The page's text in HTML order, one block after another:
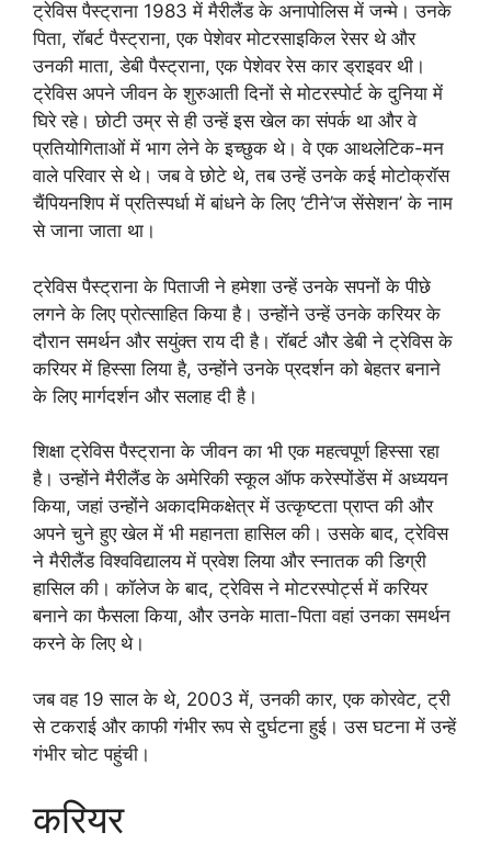
ट्रेविस पैस्ट्राना 1983 में मैरीलैंड के अनापोलिस में जन्मे। उनके
पिता, रॉबर्ट पैस्ट्राना, एक पेशेवर मोटरसाइकिल रेसर थे और
उनकी माता, डेबी पैस्ट्राना, एक पेशेवर रेस कार ड्राइवर थी।
ट्रेविस अपने जीवन के शुरुआती दिनों से मोटरस्पोर्ट के दुनिया में
घिरे रहे। छोटी उम्र से ही उन्हें इस खेल का संपर्क था और वे
प्रतियोगिताओं में भाग लेने के इच्छुक थे। वे एक आथलेटिक-मन
वाले परिवार से थे। जब वे छोटे थे, तब उन्हें उनके कई मोटोक्रॉस
चैंपियनशिप में प्रतिस्पर्धा में बांधने के लिए ‘टीने’ज सेंसेशन’ के नाम
से जाना जाता था।
ट्रेविस पैस्ट्राना के पिताजी ने हमेशा उन्हें उनके सपनों के पीछे
लगने के लिए प्रोत्साहित किया है। उन्होंने उन्हें उनके करियर के
दौरान समर्थन और सयुंक्त राय दी है। रॉबर्ट और डेबी ने ट्रेविस के
करियर में हिस्सा लिया है, उन्होंने उनके प्रदर्शन को बेहतर बनाने
के लिए मार्गदर्शन और सलाह दी है।
शिक्षा ट्रेविस पैस्ट्राना के जीवन का भी एक महत्वपूर्ण हिस्सा रहा
है। उन्होंने मैरीलैंड के अमेरिकी स्कूल ऑफ करेस्पोंडेंस में अध्ययन
किया, जहां उन्होंने अकादमिकक्षेत्र में उत्कृष्टता प्राप्त की और
अपने चुने हुए खेल में भी महानता हासिल की। उसके बाद, ट्रेविस
ने मैरीलैंड विश्वविद्यालय में प्रवेश लिया और स्नातक की डिग्री
हासिल की। कॉलेज के बाद, ट्रेविस ने मोटरस्पोर्ट्स में करियर
बनाने का फैसला किया, और उनके माता-पिता वहां उनका समर्थन
करने के लिए थे।
जब वह 19 साल के थे, 2003 में, उनकी कार, एक कोरवेट, ट्री
से टकराई और काफी गंभीर रूप से दुर्घटना हुई। उस घटना में उन्हें
गंभीर चोट पहुंची।
करियर